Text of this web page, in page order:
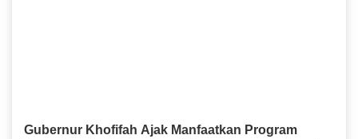
Gubernur Khofifah Ajak Manfaatkan Program